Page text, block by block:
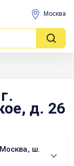
Москва
д. 26
ш.